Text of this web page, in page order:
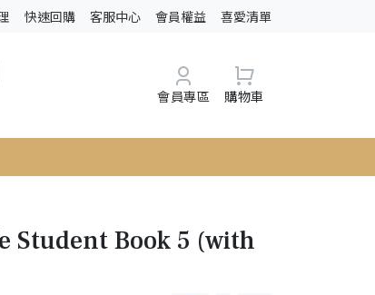
快速回購 客服中心 會員權益 喜愛清單
會員專區 購物車
Student Book 5 (with